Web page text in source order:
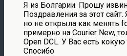
Я из Болгарии. Прошу
Поздравления за этот
но не открыла как менять
примерно на Courier New,
Open DCL. У Вас есть
Спосибо